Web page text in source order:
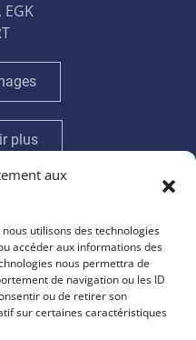
aux
utilisons des technologies
accéder aux informations des
nous permettra de
de navigation ou les ID
ou de retirer son
sur certaines caractéristiques
plus
jeudi